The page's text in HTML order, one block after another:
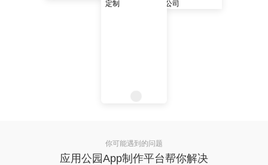
你可能遇到的问题
应用公园App制作平台帮你解决